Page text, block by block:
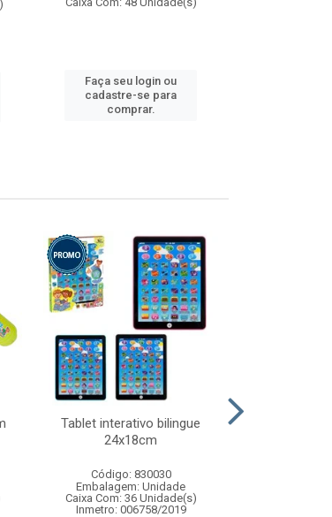
Faça seu login ou
cadastre-se para
comprar.
Tablet interativo bilingue
24x18cm
Código: 830030
Embalagem: Unidade
Caixa Com: 36 Unidade(s)
Inmetro: 006758/2019